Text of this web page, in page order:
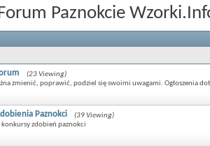
Paznokcie
(23 Viewing)
zmienić, poprawić, podziel się swoimi uwagami. Ogłoszenia
Paznokci
(39 Viewing)
konkursy zdobień paznokci